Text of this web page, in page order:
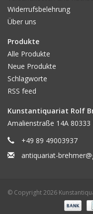
Widerrufsbelehrung
Über uns
Produkte
Alle Produkte
Neue Produkte
Schlagworte
RSS feed
Kunstantiquariat Rolf
Amalienstraße 14A 80333
+49 89 49003937
antiquariat-
© Copyright 2026